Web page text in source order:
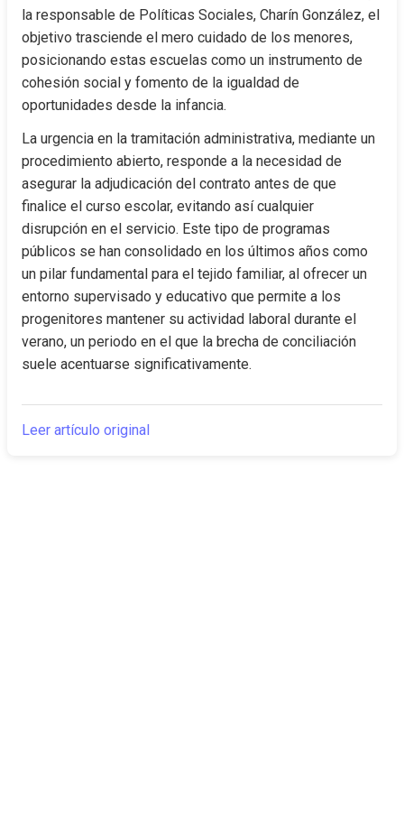
la responsable de Políticas Sociales, Charín González, el
objetivo trasciende el mero cuidado de los menores,
posicionando estas escuelas como un instrumento de
cohesión social y fomento de la igualdad de
oportunidades desde la infancia.
La urgencia en la tramitación administrativa, mediante un
procedimiento abierto, responde a la necesidad de
asegurar la adjudicación del contrato antes de que
finalice el curso escolar, evitando así cualquier
disrupción en el servicio. Este tipo de programas
públicos se han consolidado en los últimos años como
un pilar fundamental para el tejido familiar, al ofrecer un
entorno supervisado y educativo que permite a los
progenitores mantener su actividad laboral durante el
verano, un periodo en el que la brecha de conciliación
suele acentuarse significativamente.
Leer artículo original